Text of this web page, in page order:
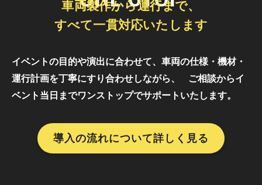
車両製作から運行まで、
すべて一貫対応いたします
イベントの目的や演出に合わせて、車両の仕様・機材・
運行計画を丁寧にすり合わせしながら、
ご相談からイ
ベント当日までワンストップでサポートいたします。
導入の流れについて詳しく見る